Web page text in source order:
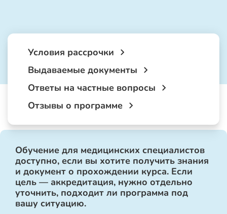
Условия рассрочки
Выдаваемые документы
Ответы на частные вопросы
Отзывы о программе
Обучение для медицинских специалистов
доступно, если вы хотите получить знания
и документ о прохождении курса. Если
цель — аккредитация, нужно отдельно
уточнить, подходит ли программа под
вашу ситуацию.